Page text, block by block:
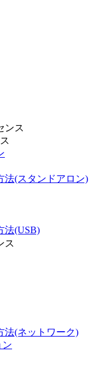
ンス
法(スタンドアロン)
法(USB)
ス
法(ネットワーク)
ン